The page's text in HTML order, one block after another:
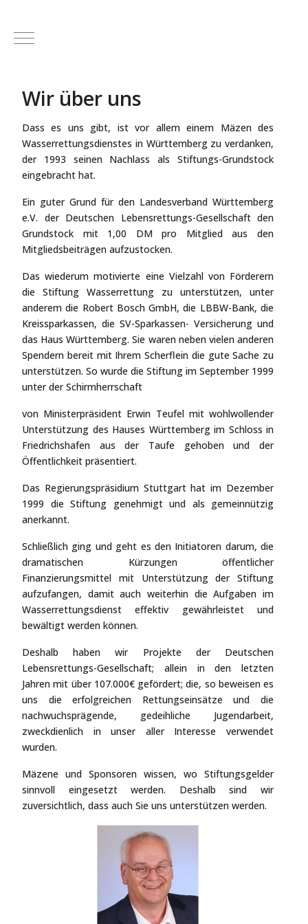
Mobile Menu Toggle
Wir über uns
Dass es uns gibt, ist vor allem einem Mäzen des
Wasserrettungsdienstes in Württemberg zu verdanken,
der 1993 seinen Nachlass als Stiftungs-Grundstock
eingebracht hat.
Ein guter Grund für den Landesverband Württemberg
e.V. der Deutschen Lebensrettungs-Gesellschaft den
Grundstock mit 1,00 DM pro Mitglied aus den
Mitgliedsbeiträgen aufzustocken.
Das wiederum motivierte eine Vielzahl von Förderern
die Stiftung Wasserrettung zu unterstützen, unter
anderem die Robert Bosch GmbH, die LBBW-Bank, die
Kreissparkassen, die SV-Sparkassen- Versicherung und
das Haus Württemberg. Sie waren neben vielen anderen
Spendern bereit mit Ihrem Scherflein die gute Sache zu
unterstützen. So wurde die Stiftung im September 1999
unter der Schirmherrschaft
von Ministerpräsident Erwin Teufel mit wohlwollender
Unterstützung des Hauses Württemberg im Schloss in
Friedrichshafen aus der Taufe gehoben und der
Öffentlichkeit präsentiert.
Das Regierungspräsidium Stuttgart hat im Dezember
1999 die Stiftung genehmigt und als gemeinnützig
anerkannt.
Schließlich ging und geht es den Initiatoren darum, die
dramatischen Kürzungen öffentlicher
Finanzierungsmittel mit Unterstützung der Stiftung
aufzufangen, damit auch weiterhin die Aufgaben im
Wasserrettungsdienst effektiv gewährleistet und
bewältigt werden können.
Deshalb haben wir Projekte der Deutschen
Lebensrettungs-Gesellschaft; allein in den letzten
Jahren mit über 107.000€ gefördert; die, so beweisen es
uns die erfolgreichen Rettungseinsätze und die
nachwuchsprägende, gedeihliche Jugendarbeit,
zweckdienlich in unser aller Interesse verwendet
wurden.
Mäzene und Sponsoren wissen, wo Stiftungsgelder
sinnvoll eingesetzt werden. Deshalb sind wir
zuversichtlich, dass auch Sie uns unterstützen werden.